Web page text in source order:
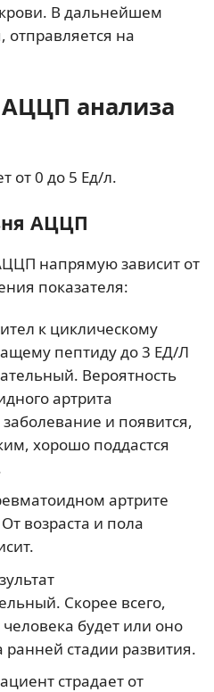
В дальнейшем
отправляется на
анализа
от 0 до 5 Ед/л.
АЦЦП
напрямую зависит от
показателя:
к циклическому
пептиду до 3 ЕД/Л
Вероятность
артрита
и появится,
хорошо поддастся
артрите
возраста и пола
Скорее всего,
будет или оно
ранней стадии развития.
страдает от